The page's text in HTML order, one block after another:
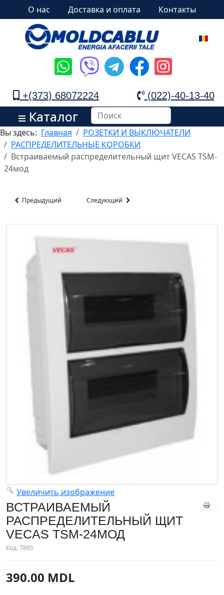
О нас Доставка и оплата Контакты
+(373) 68072224 (022)-40-13-40
Каталог
Вы здесь: Главная
РОЗЕТКИ И ВЫКЛЮЧАТЕЛИ
РАСПРЕДЕЛИТЕЛЬНЫЕ КОРОБКИ
Встраиваемый распределительный щит VECAS TSM-
24мод
Предыдущий Следующий
Увеличить изображение
ВСТРАИВАЕМЫЙ
РАСПРЕДЕЛИТЕЛЬНЫЙ ЩИТ
VECAS TSM-24МОД
Код:7885
390.00 MDL